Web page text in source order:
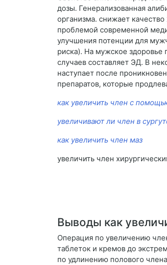
дозы. Генерализованная
организма. снижает
проблемой современной
улучшения потенции для
риска). На мужское здоровье
случаев составляет ЭД. В
наступает после
препаратов, которые
как увеличить член с
увеличивают ли член в
как увеличить член маз
увеличить член
Выводы как
Операция по увеличению
таблеток и кремов до
по удлинению полового